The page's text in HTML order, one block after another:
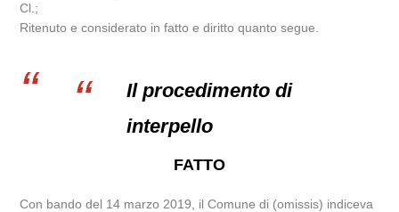
Cl.;
Ritenuto e considerato in fatto e diritto quanto segue.
Il procedimento di
interpello
FATTO
Con bando del 14 marzo 2019, il Comune di (omissis) indiceva